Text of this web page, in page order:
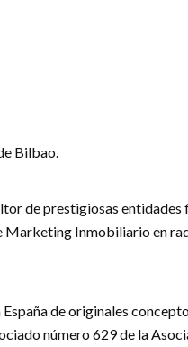
Bilbao.
de prestigiosas entidades
Marketing Inmobiliario en
de originales
número 629 de la